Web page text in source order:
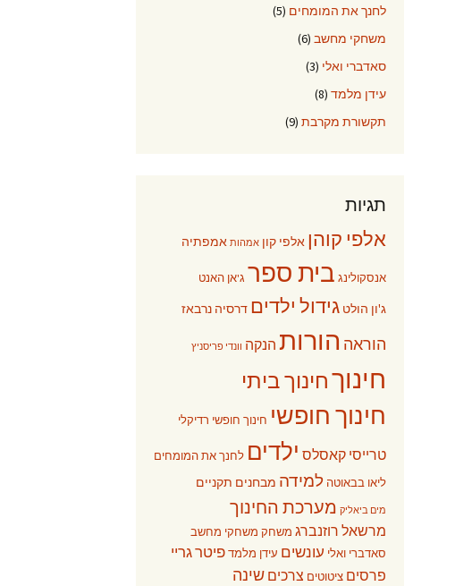
לחנך את המומחים (5)
משחקי מחשב (6)
סאדברי ואלי (3)
עידן מלמד (8)
תקשורת מקרבת (9)
תגיות
אלפי קוהן אלפי קון אמהות אמפתיה
אנסקולינג בית ספר ג'אן האנט
ג'ון הולט גידול ילדים דרסיה נרבאז
הוראה הורות הנקה וונדי פריסניץ
חינוךחינוך ביתי
חינוך חופשי חינוך חופשי רדיקלי
טרייסי קאסלס ילדים לחנך את המומחים
ליאו בבאוטה למידה מבחנים תקניים
מים ביאליק מערכת החינוך
מרשאל רוזנברג משחק משחקי מחשב
סאדברי ואלי עונשים עידן מלמד פיטר גריי
פרסים ציטוטים צרכים שינה